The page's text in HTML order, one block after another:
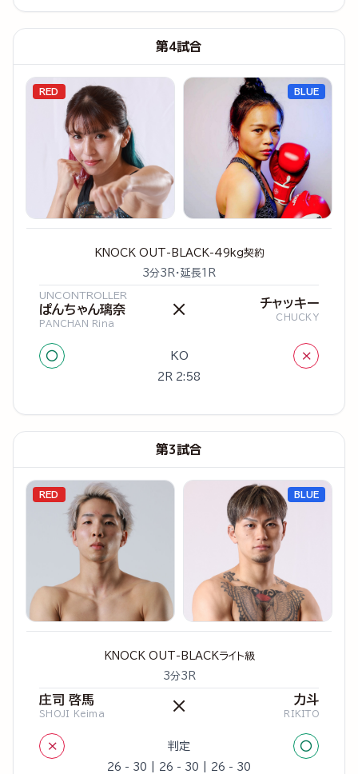
第4試合
RED
KNOCK OUT-BLACK-49kg契約
3分3R・延長1R
UNCONTROLLER
ぱんちゃん璃奈
PANCHAN Rina
× チャッキー
CHUCKY
○ KO ×
2R 2:58
BLUE
第3試合
RED
KNOCK OUT-BLACKライト級
3分3R
庄司 啓馬
SHOJI Keima × 力斗
RIKITO
× 判定 ○
26 - 30 | 26 - 30 | 26 - 30
BLUE